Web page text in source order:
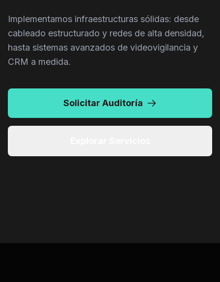
CAM.INT.2B
Implementamos infraestructuras sólidas: desde
cableado estructurado y redes de alta densidad,
hasta sistemas avanzados de videovigilancia y
CRM a medida.
Solicitar Auditoría